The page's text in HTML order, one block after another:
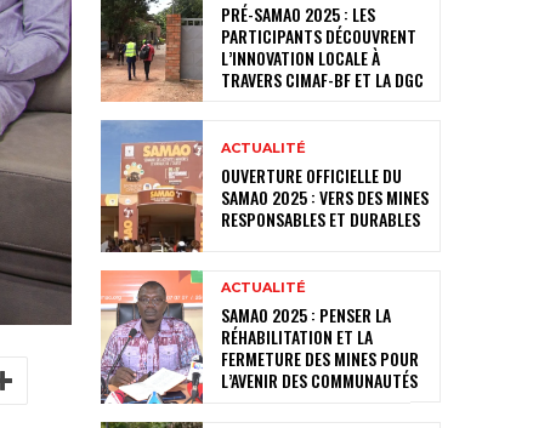
PRÉ-SAMAO 2025 : LES
PARTICIPANTS DÉCOUVRENT
L’INNOVATION LOCALE À
TRAVERS CIMAF-BF ET LA DGC
ACTUALITÉ
OUVERTURE OFFICIELLE DU
SAMAO 2025 : VERS DES MINES
RESPONSABLES ET DURABLES
ACTUALITÉ
SAMAO 2025 : PENSER LA
RÉHABILITATION ET LA
FERMETURE DES MINES POUR
L’AVENIR DES COMMUNAUTÉS